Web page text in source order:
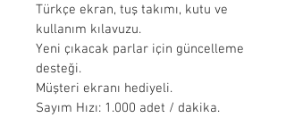
Türkçe ekran, tuş takımı, kutu ve
kullanım kılavuzu.
Yeni çıkacak parlar için güncelleme
desteği.
Müşteri ekranı hediyeli.
Sayım Hızı: 1.000 adet / dakika.